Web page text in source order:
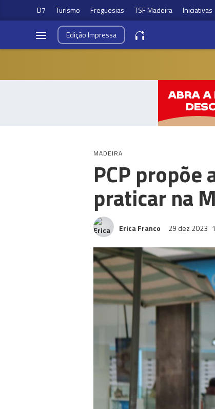
D7 Turismo Freguesias TSF Madeira Iniciativas
EdiçãoImpressa
MADEIRA
PCP propõe
praticar na
Erica Franco 29 dez 2023